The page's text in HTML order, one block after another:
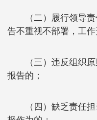
（二）履行领导
告不重视不部署，工作
（三）违反组织
报告的；
（四）缺乏责任